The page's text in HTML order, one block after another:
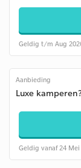
Geldig t/m Aug
Aanbieding
Luxe
Geldig vanaf 24